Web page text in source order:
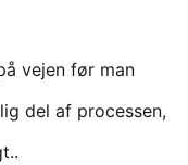
vejen før man
del af processen,